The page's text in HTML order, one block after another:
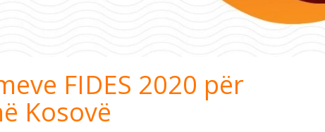
FIDES 2020 për
Kosovë